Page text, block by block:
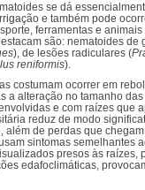
se dá
e também pode
ferramentas e
são: nematoides de
), de lesões radiculares (
reniformis).
costumam ocorrer em
a alteração no tamanho
e com raízes que
reduz de modo
além de perdas que
sintomas semelhantes
presos às raízes,
edafoclimáticas,